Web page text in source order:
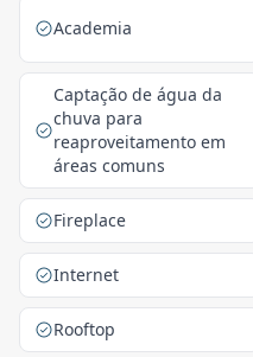
Academia
Captação de água da
chuva para
reaproveitamento em
áreas comuns
Fireplace
Internet
Rooftop